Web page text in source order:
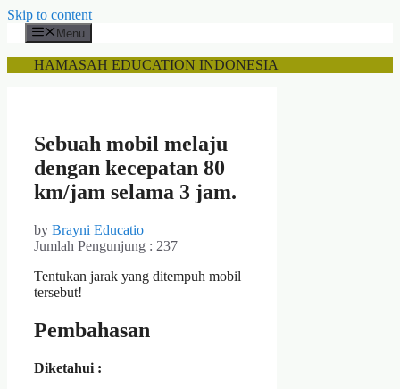
Skip to content
Menu
HAMASAH EDUCATION INDONESIA
Sebuah mobil melaju
dengan kecepatan 80
km/jam selama 3 jam.
by Brayni Educatio
Jumlah Pengunjung : 237
Tentukan jarak yang ditempuh mobil
tersebut!
Pembahasan
Diketahui :